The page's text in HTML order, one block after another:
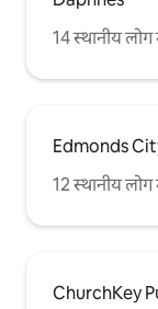
14 स्थानीय
Edmonds
12 स्थानीय
ChurchKey